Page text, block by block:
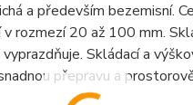
a především bezemisní.
v rozmezí 20 až 100 mm.
Skládací a
přepravu a